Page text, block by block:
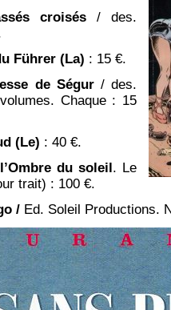
croisés / des.
Führer (La) : 15 €.
de Ségur / des.
Chaque : 15
(Le) : 40 €.
du soleil. Le
trait) : 100 €.
/ Ed. Soleil Productions.